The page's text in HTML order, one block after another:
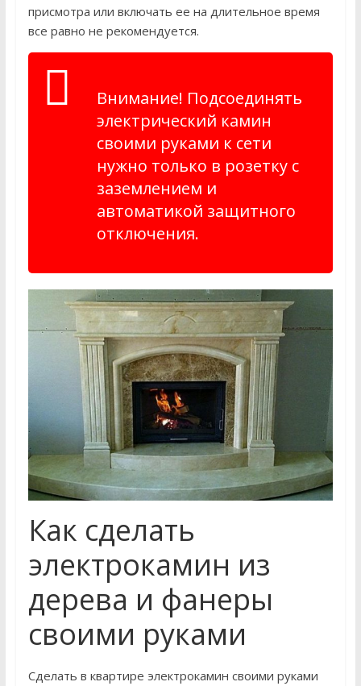
присмотра или включать ее на длительное время
все равно не рекомендуется.
Внимание! Подсоединять
электрический камин
своими руками к сети
нужно только в розетку с
заземлением и
автоматикой защитного
отключения.
Как сделать
электрокамин из
дерева и фанеры
своими руками
Сделать в квартире электрокамин своими руками